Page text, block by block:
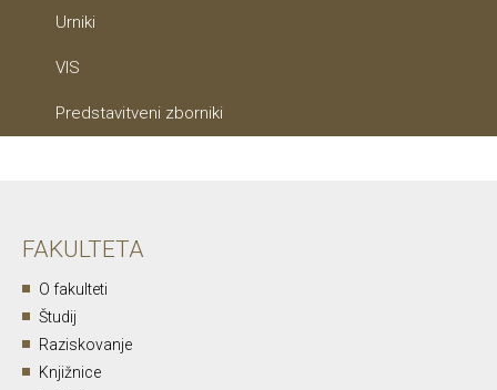
Urniki
VIS
Predstavitveni zborniki
FAKULTETA
O fakulteti
Študij
Raziskovanje
Knjižnice